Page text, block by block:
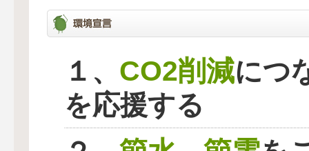
１、 CO2削減につ
を応援する